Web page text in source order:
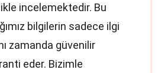
incelemektedir. Bu
bilgilerin sadece ilgi
zamanda güvenilir
eder. Bizimle